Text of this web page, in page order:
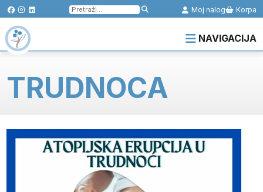
Pretraga
za:
Moj nalog Korpa
NAVIGACIJA
TRUDNOCA